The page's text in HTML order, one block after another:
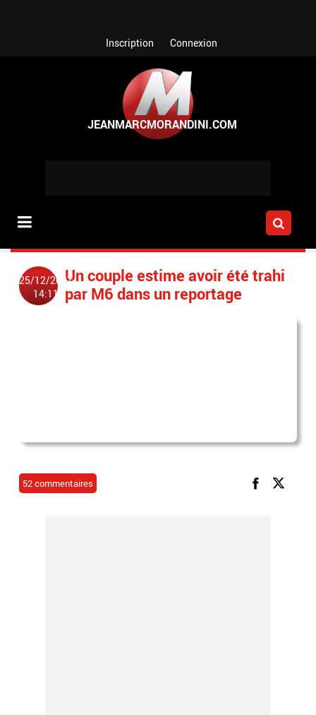
Inscription Connexion
25/12/2007
14:11
Un couple estime avoir été trahi
par M6 dans un reportage
52 commentaires